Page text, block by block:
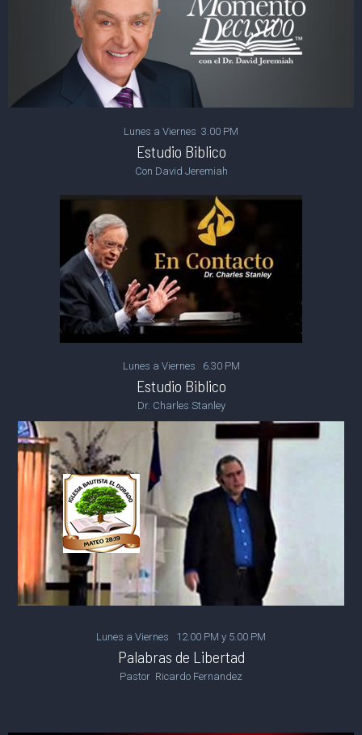
Lunes a Viernes 3.00 PM
Estudio Biblico
Con David Jeremiah
Lunes a Viernes 6.30 PM
Estudio Biblico
Dr. Charles Stanley
Lunes a Viernes 12.00 PM y 5.00 PM
Palabras de Libertad
Pastor Ricardo Fernandez